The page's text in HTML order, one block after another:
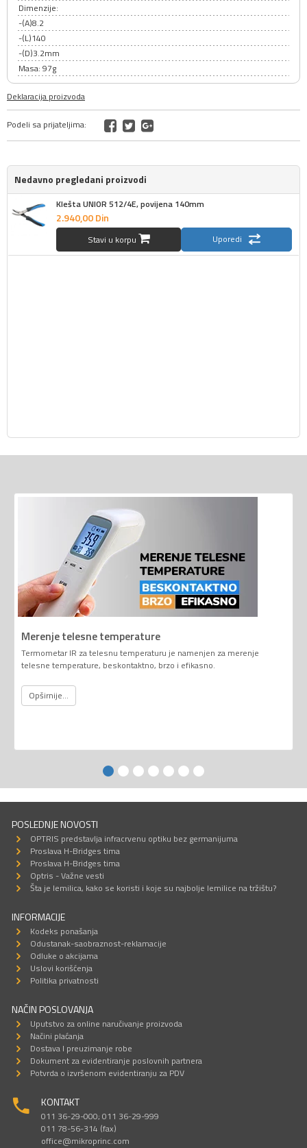
Dimenzije:
-(A)8.2
-(L)140
-(D)3.2mm
Masa: 97g
Deklaracija proizvoda
Podeli sa prijateljima:
Nedavno pregledani proizvodi
Klešta UNIOR 512/4E, povijena 140mm
2.940,00Din
Stavi u korpu Uporedi
Merenje telesne temperature
Termometar IR za telesnu temperaturu je namenjen za merenje
telesne temperature, beskontaktno, brzo i efikasno.
Opširnije...
POSLEDNJE NOVOSTI
OPTRIS predstavlja infracrvenu optiku bez germanijuma
Proslava H-Bridges tima
Proslava H-Bridges tima
Optris - Važne vesti
Šta je lemilica, kako se koristi i koje su najbolje lemilice na tržištu?
INFORMACIJE
Kodeks ponašanja
Odustanak-saobraznost-reklamacije
Odluke o akcijama
Uslovi korišćenja
Politika privatnosti
NAČIN POSLOVANJA
Uputstvo za online naručivanje proizvoda
Načini plaćanja
Dostava I preuzimanje robe
Dokument za evidentiranje poslovnih partnera
Potvrda o izvršenom evidentiranju za PDV
KONTAKT
011 36-29-000; 011 36-29-999
011 78-56-314 (fax)
office@mikroprinc.com